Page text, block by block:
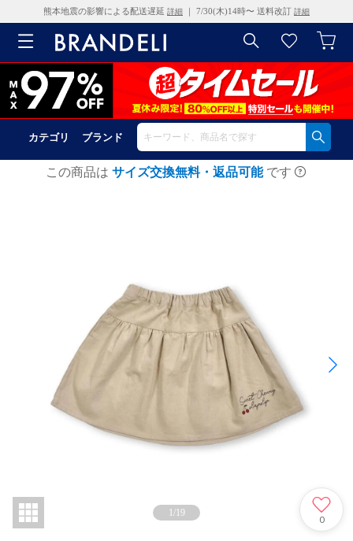
熊本地震の影響による配送遅延 詳細 ｜ 7/30(木)14時〜 送料改訂 詳細
カテゴリ ブランド
この商品は サイズ交換無料・返品可能 です
1/19
0